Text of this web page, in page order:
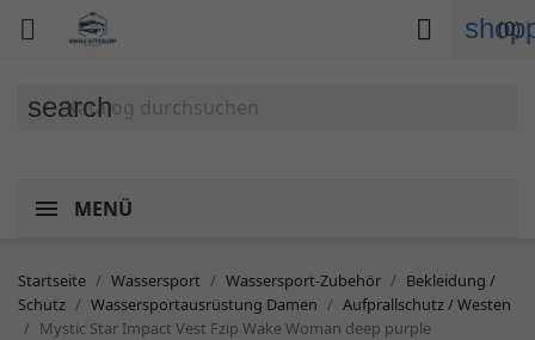
 (0)

search
MENÜ
Startseite Wassersport Wassersport-Zubehör
Bekleidung /
Schutz
Wassersportausrüstung Damen
Aufprallschutz / Westen
Mystic Star Impact Vest Fzip Wake Woman deep purple